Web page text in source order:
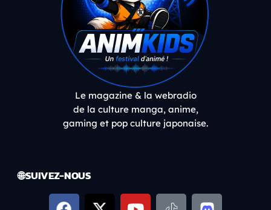
Le magazine & la webradio
de la culture manga, anime,
gaming et pop culture japonaise.
🌐 SUIVEZ-NOUS